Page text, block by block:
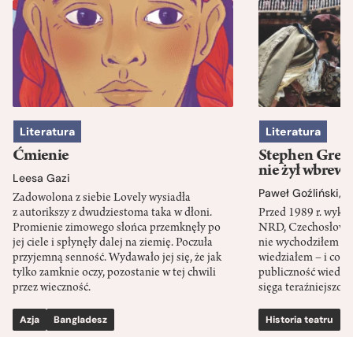
Literatura
Ćmienie
Leesa Gazi
Zadowolona z siebie Lovely wysiadła
z autorikszy z dwudziestoma taka w dłoni.
Promienie zimowego słońca przemknęły po
jej ciele i spłynęły dalej na ziemię. Poczuła
przyjemną senność. Wydawało jej się, że jak
tylko zamknie oczy, pozostanie w tej chwili
przez wieczność.
Azja Bangladesz
Literatura
Stephen
nie żył wbrew
Paweł Goźliński,
Przed 1989 r.
NRD,
nie wychodziłem
wiedziałem – i co
publiczność
sięga
Historia teatru